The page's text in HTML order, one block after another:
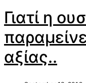
Γιατί η
αξίας..